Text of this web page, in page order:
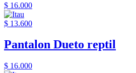
$ 16.000
$ 13.600
Pantalon Dueto reptil
$ 16.000